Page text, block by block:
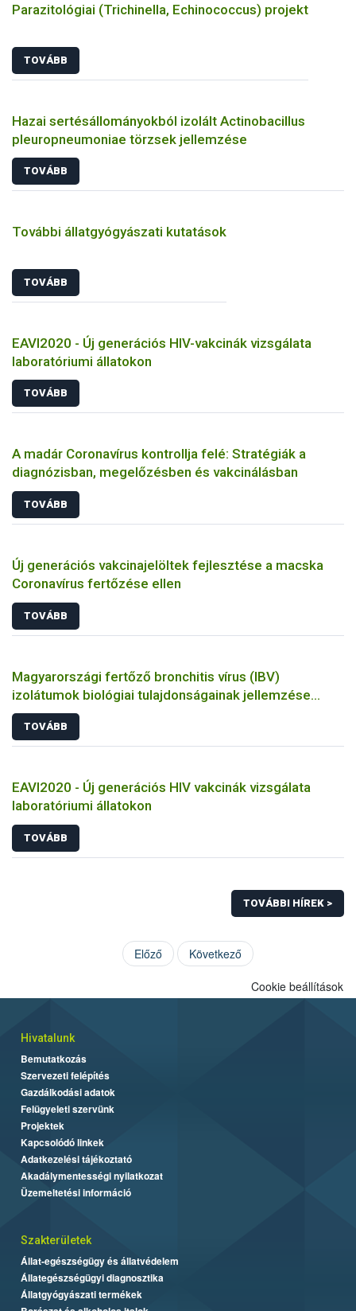
Parazitológiai (Trichinella, Echinococcus) projekt
TOVÁBB
Hazai sertésállományokból izolált Actinobacillus
pleuropneumoniae törzsek jellemzése
TOVÁBB
További állatgyógyászati kutatások
TOVÁBB
EAVI2020 - Új generációs HIV-vakcinák vizsgálata
laboratóriumi állatokon
TOVÁBB
A madár Coronavírus kontrollja felé: Stratégiák a
diagnózisban, megelőzésben és vakcinálásban
TOVÁBB
Új generációs vakcinajelöltek fejlesztése a macska
Coronavírus fertőzése ellen
TOVÁBB
Magyarországi fertőző bronchitis vírus (IBV)
izolátumok biológiai tulajdonságainak jellemzése
állatkísérletes és molekuláris biológiai eszközökkel
TOVÁBB
EAVI2020 - Új generációs HIV vakcinák vizsgálata
laboratóriumi állatokon
TOVÁBB
TOVÁBBI HÍREK >
Előző Következő
Cookie beállítások
Hivatalunk
Bemutatkozás
Szervezeti felépítés
Gazdálkodási adatok
Felügyeleti szervünk
Projektek
Kapcsolódó linkek
Adatkezelési tájékoztató
Akadálymentességi nyilatkozat
Üzemeltetési információ
Szakterületek
Állat-egészségügy és állatvédelem
Állategészségügyi diagnosztika
Állatgyógyászati termékek